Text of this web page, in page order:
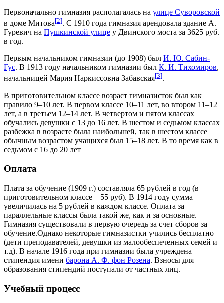
Первоначально гимназия располагалась на улице Суворовской
в доме Митова[2]. С 1910 года гимназия арендовала здание А.
Гуревич на Пушкинской улице у Двинского моста за 3625 руб.
в год.
Первым начальником гимназии (до 1908) был И. Ю. Сабин-
Гус. В 1913 году начальником гимназии был К. И. Тихомиров,
начальницей Мария Наркиссовна Забавская[3].
В приготовительном классе возраст гимназисток был как
правило 9–10 лет. В первом классе 10–11 лет, во втором 11–12
лет, а в третьем 12–14 лет. В четвертом и пятом классах
обучались девушки с 13 до 16 лет. В шестом и седьмом классах
разбежка в возрасте была наибольшей, так в шестом классе
обычным возрастом учащихся был 15–18 лет. В то время как в
седьмом с 16 до 20 лет
Оплата
Плата за обучение (1909 г.) составляла 65 рублей в год (в
приготовительном классе – 55 руб). В 1914 году сумма
увеличилась на 5 рублей в каждом классе. Оплата за
параллельные классы была такой же, как и за основные.
Гимназия существовали в первую очередь за счет сборов за
обучение.Однако некоторые гимназистки учились бесплатно
(дети преподавателей, девушки из малообеспеченных семей и
т.д). В начале 1916 года при гимназии была учреждена
стипендия имени барона А. Ф. фон Розена. Взносы для
образования стипендий поступали от частных лиц.
Учебный процесс